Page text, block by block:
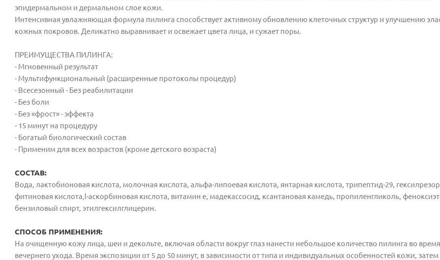
эпидермальном и дермальном слое кожи.
Интенсивная увлажняющая формула пилинга способствует активному обновлению клеточных структур и улучшению
кожных покровов. Деликатно выравнивает и освежает цвета лица, и сужает поры.
ПРЕИМУЩЕСТВА ПИЛИНГА:
- Мгновенный результат
- Мультифункциональный (расширенные протоколы процедур)
- Всесезонный - Без реабилитации
- Без боли
- Без «фрост» - эффекта
- 15 минут на процедуру
- Богатый биологический состав
- Применим для всех возрастов (кроме детского возраста)
СОСТАВ:
Вода, лактобионовая кислота, молочная кислота, альфа-липоевая кислота, янтарная кислота, трипептид-29,
фитиновая кислота,l-аскорбиновая кислота, витамин e, мадекассосид, ксантановая камедь, пропиленгликоль,
бензиловый спирт, этилгексилглицерин.
СПОСОБ ПРИМЕНЕНИЯ:
На очищенную кожу лица, шеи и декольте, включая области вокруг глаз нанести небольшое количество пилинга во время
вечернего ухода. Время экспозиции от 5 до 50 минут, в зависимости от типа и индивидуальных особенностей кожи,